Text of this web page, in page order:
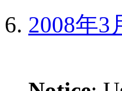
2008年3